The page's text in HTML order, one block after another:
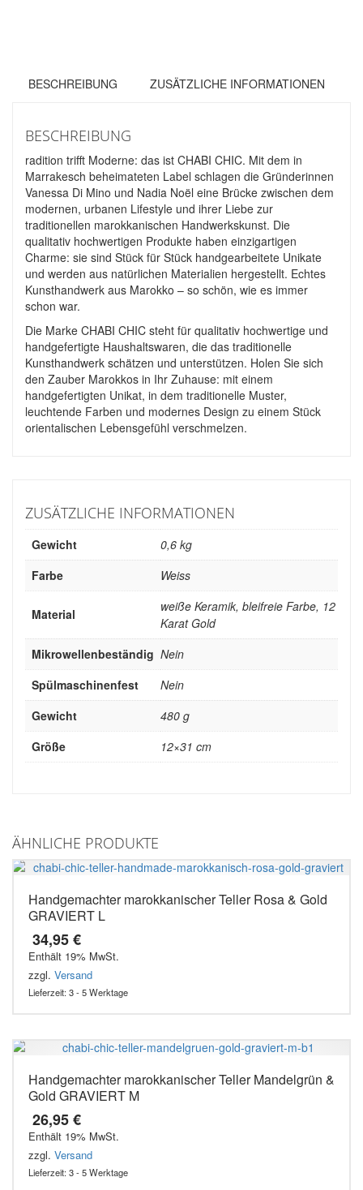
BESCHREIBUNG ZUSÄTZLICHE INFORMATIONEN
BESCHREIBUNG
radition trifft Moderne: das ist CHABI CHIC. Mit dem in
Marrakesch beheimateten Label schlagen die Gründerinnen
Vanessa Di Mino und Nadia Noël eine Brücke zwischen dem
modernen, urbanen Lifestyle und ihrer Liebe zur
traditionellen marokkanischen Handwerkskunst. Die
qualitativ hochwertigen Produkte haben einzigartigen
Charme: sie sind Stück für Stück handgearbeitete Unikate
und werden aus natürlichen Materialien hergestellt. Echtes
Kunsthandwerk aus Marokko – so schön, wie es immer
schon war.
Die Marke CHABI CHIC steht für qualitativ hochwertige und
handgefertigte Haushaltswaren, die das traditionelle
Kunsthandwerk schätzen und unterstützen. Holen Sie sich
den Zauber Marokkos in Ihr Zuhause: mit einem
handgefertigten Unikat, in dem traditionelle Muster,
leuchtende Farben und modernes Design zu einem Stück
orientalischen Lebensgefühl verschmelzen.
ZUSÄTZLICHE INFORMATIONEN
Gewicht
0,6 kg
Farbe
Weiss
Material
weiße Keramik, bleifreie Farbe, 12
Karat Gold
Mikrowellenbeständig Nein
Spülmaschinenfest
Nein
Gewicht
480 g
Größe
12×31 cm
ÄHNLICHE PRODUKTE
Handgemachter marokkanischer Teller Rosa & Gold
GRAVIERT L
34,95€
Enthält 19% MwSt.
zzgl. Versand
Lieferzeit: 3 - 5 Werktage
Handgemachter marokkanischer Teller Mandelgrün &
Gold GRAVIERT M
26,95€
Enthält 19% MwSt.
zzgl. Versand
Lieferzeit: 3 - 5 Werktage